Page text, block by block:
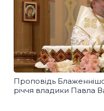
Проповідь
річчя владики Павла